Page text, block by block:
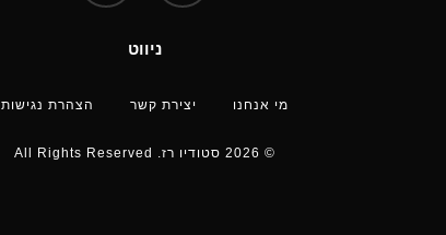
ניווט
מי אנחנו יצירת קשר הצהרת נגישות
© 2026 סטודיו רז. All Rights Reserved